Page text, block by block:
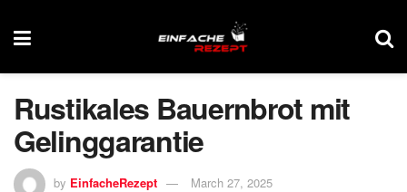
Rustikales Bauernbrot mit
Gelinggarantie
by EinfacheRezept March 27, 2025